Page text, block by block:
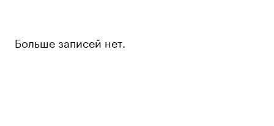
Больше записей нет.